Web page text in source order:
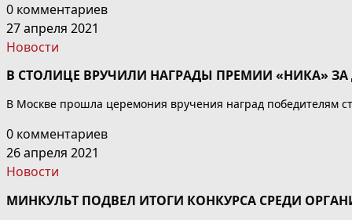
0 комментариев
27 апреля 2021
Новости
В СТОЛИЦЕ ВРУЧИЛИ НАГРАДЫ ПРЕМИИ «НИКА» ЗА
В Москве прошла церемония вручения наград победителям
0 комментариев
26 апреля 2021
Новости
МИНКУЛЬТ ПОДВЕЛ ИТОГИ КОНКУРСА СРЕДИ